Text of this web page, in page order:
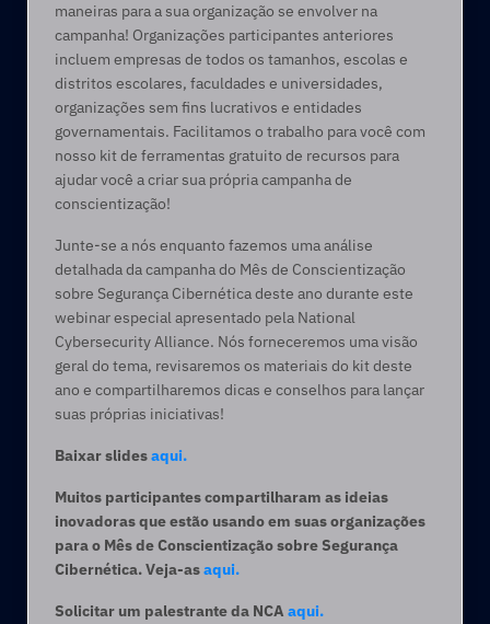
maneiras para a sua organização se envolver na
campanha! Organizações participantes anteriores
incluem empresas de todos os tamanhos, escolas e
distritos escolares, faculdades e universidades,
organizações sem fins lucrativos e entidades
governamentais. Facilitamos o trabalho para você com
nosso kit de ferramentas gratuito de recursos para
ajudar você a criar sua própria campanha de
conscientização!
Junte-se a nós enquanto fazemos uma análise
detalhada da campanha do Mês de Conscientização
sobre Segurança Cibernética deste ano durante este
webinar especial apresentado pela National
Cybersecurity Alliance. Nós forneceremos uma visão
geral do tema, revisaremos os materiais do kit deste
ano e compartilharemos dicas e conselhos para lançar
suas próprias iniciativas!
Baixar slides aqui.
Muitos participantes compartilharam as ideias
inovadoras que estão usando em suas organizações
para o Mês de Conscientização sobre Segurança
Cibernética. Veja-as aqui.
Solicitar um palestrante da NCA aqui.